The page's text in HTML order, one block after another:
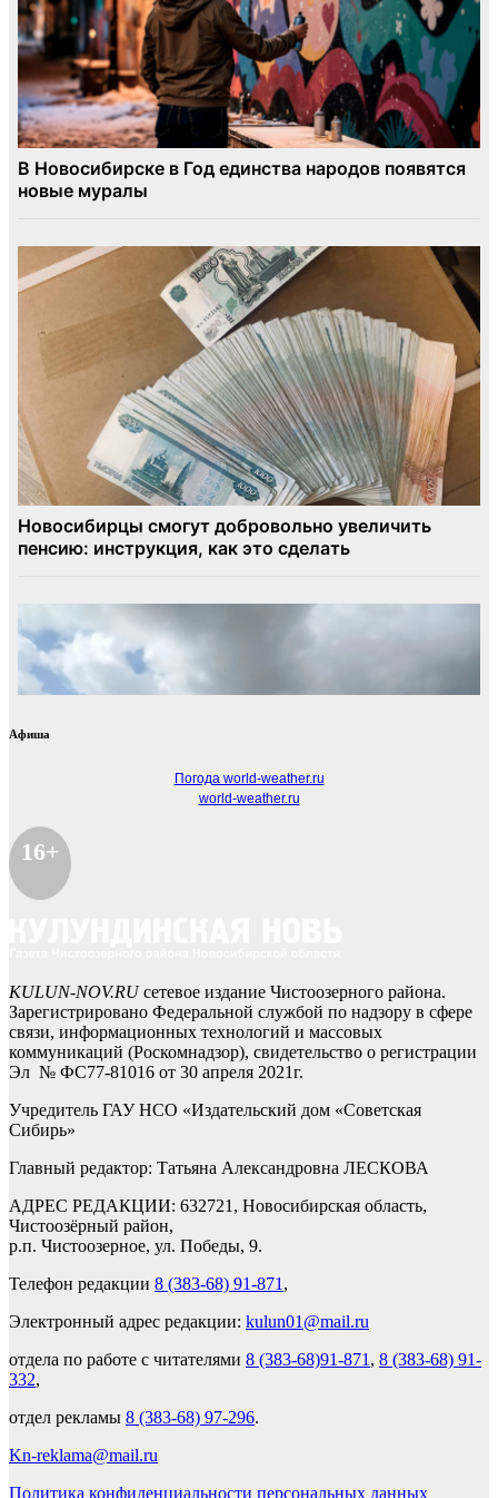
Афиша
Погода world-weather.ru
world-weather.ru
16+
KULUN-NOV.RUсетевое издание Чистоозерного района.
Зарегистрировано Федеральной службой по надзору в сфере
связи, информационных технологий и массовых
коммуникаций (Роскомнадзор), свидетельство о регистрации
Эл № ФС77-81016 от 30 апреля 2021г.
Учредитель ГАУ НСО «Издательский дом «Советская
Сибирь»
Главный редактор: Татьяна Александровна ЛЕСКОВА
АДРЕС РЕДАКЦИИ: 632721, Новосибирская область,
Чистоозёрный район,
р.п. Чистоозерное, ул. Победы, 9.
Телефон редакции 8 (383-68) 91-871 ,
Электронный адрес редакции: kulun01@mail.ru
отдела по работе с читателями 8 (383-68)91-871 , 8 (383-68) 91-
332,
отдел рекламы 8 (383-68) 97-296.
Kn-reklama@mail.ru
Политика конфиденциальности персональных данных